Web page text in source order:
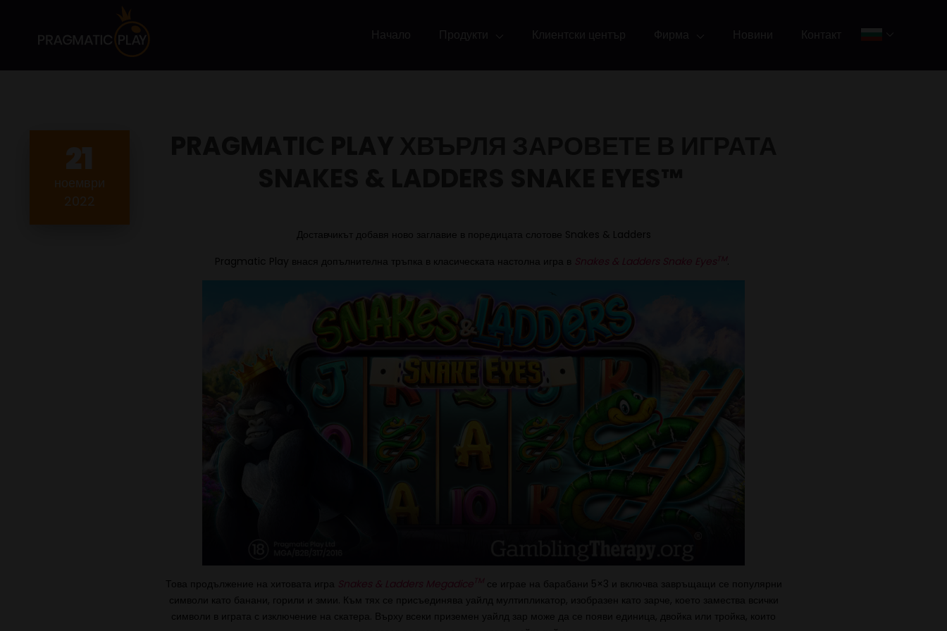
21
ноември
2022
Доставчикът добавя ново заглавие в поредицата слотове Snakes & Ladders
Pragmatic Play внася допълнителна тръпка в класическата настолна игра в Snakes & Ladders Snake Eyes TM
Това продължение на хитовата игра Snakes & Ladders MegadiceTMсе играе на барабани 5×3 и включва завръщащи се популярни
символи като банани, горили и змии. Към тях се присъединява уайлд мултипликатор, изобразен като зарче, което замества всички
символи в играта с изключение на скатера. Върху всеки приземен уайлд зар може да се появи единица, двойка или тройка, които